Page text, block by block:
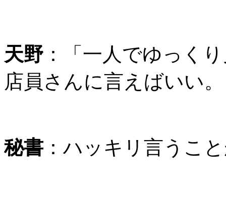
天野 ：「一人でゆっく
店員さんに言えばいい。
秘書 ：ハッキリ言うこ